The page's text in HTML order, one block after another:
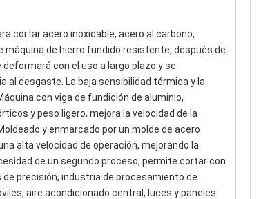
cortar acero inoxidable, acero al carbono,
máquina de hierro fundido resistente, después de
con el uso a largo plazo y se
desgaste. La baja sensibilidad térmica y la
con viga de fundición de aluminio,
y peso ligero, mejora la velocidad de la
y enmarcado por un molde de acero
alta velocidad de operación, mejorando la
de un segundo proceso, permite cortar con
precisión, industria de procesamiento de
aire acondicionado central, luces y paneles